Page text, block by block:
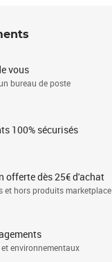
vous
bureau de poste
100% sécurisés
offerte dès 25€ d'achat
et hors produits marketplace
environnementaux